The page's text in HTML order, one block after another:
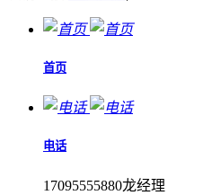
首页
电话
17095555880龙经理